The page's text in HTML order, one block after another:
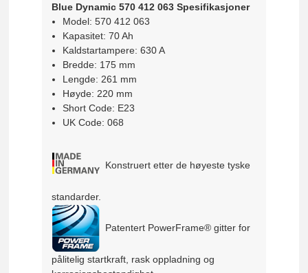
Blue Dynamic 570 412 063 Spesifikasjoner
Model: 570 412 063
Kapasitet: 70 Ah
Kaldstartampere: 630 A
Bredde: 175 mm
Lengde: 261 mm
Høyde: 220 mm
Short Code: E23
UK Code: 068
Konstruert etter de høyeste tyske
standarder.
Patentert PowerFrame® gitter for
pålitelig startkraft, rask oppladning og